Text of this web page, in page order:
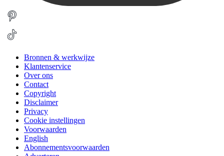
Bronnen & werkwijze
Klantenservice
Over ons
Contact
Copyright
Disclaimer
Privacy
Cookie instellingen
Voorwaarden
English
Abonnementsvoorwaarden